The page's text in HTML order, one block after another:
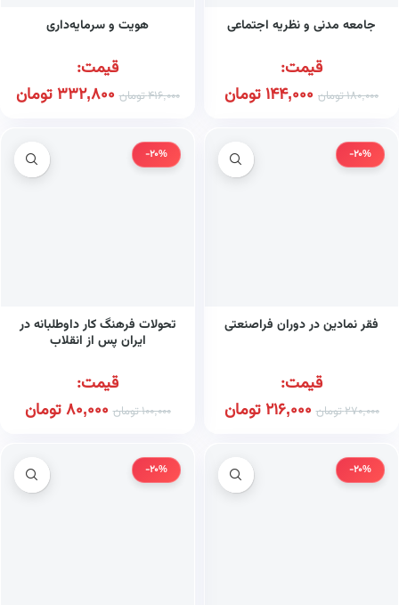
جامعه مدنی و نظریه اجتماعی
قیمت:
180,000تومان 144,000تومان
هویت و سرمایه‌داری
قیمت:
416,000تومان 332,800تومان
-20%
فقر نمادین در دوران فراصنعتی
قیمت:
270,000تومان 216,000تومان
-20%
تحولات فرهنگ کار داوطلبانه در
ایران پس از انقلاب
قیمت:
100,000تومان 80,000تومان
-20%
-20%